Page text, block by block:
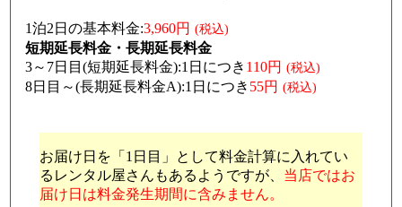
1泊2日の基本料金:3,960円 (税込)
短期延長料金・長期延長料金
3～7日目(短期延長料金):1日につき 110円 (税込)
8日目～(長期延長料金A):1日につき 55円 (税込)
お届け日を「1日目」として料金計算に入れてい
るレンタル屋さんもあるようですが、 当店ではお
届け日は料金発生期間に含みません。